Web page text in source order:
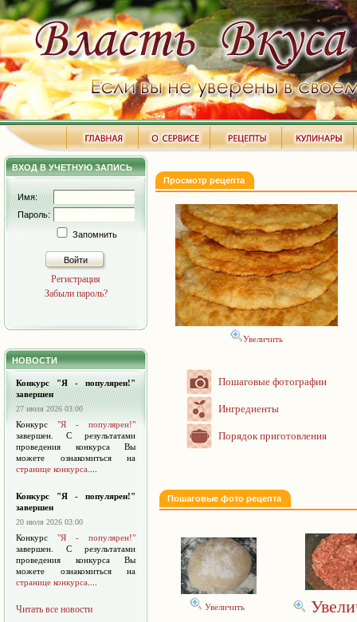
ВХОД В УЧЕТНУЮ ЗАПИСЬ
Имя:
Пароль:
Запомнить
Войти
Регистрация
Забыли пароль?
НОВОСТИ
Конкурс "Я - популярен!"
завершен
27 июля 2026 03:00
Конкурс "Я - популярен!"
завершен. С результатами
проведения конкурса Вы
можете ознакомиться на
странице конкурса
Конкурс "Я - популярен!"
завершен
20 июля 2026 03:00
Конкурс "Я - популярен!"
завершен. С результатами
проведения конкурса Вы
можете ознакомиться на
странице конкурса
Читать все новости
Просмотр рецепта
Увеличить
Пошаговые фотографии
Ингредиенты
Порядок приготовления
Пошаговые фото рецепта
Увеличить